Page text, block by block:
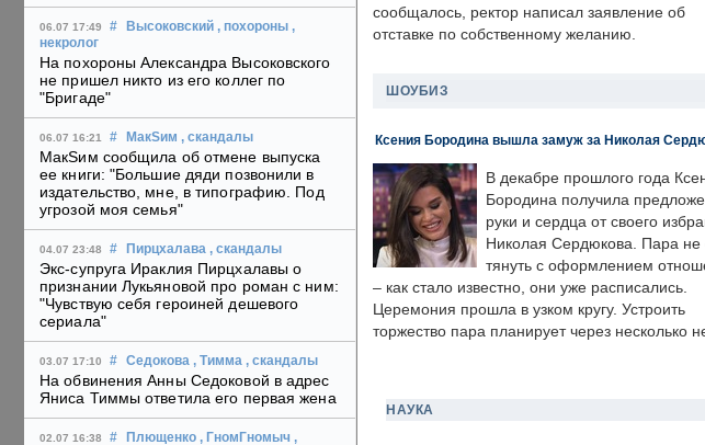
06.07 17:49 # Высоковский , похороны ,
некролог
На похороны Александра Высоковского
не пришел никто из его коллег по
"Бригаде"
06.07 16:21 # МакSим , скандалы
МакSим сообщила об отмене выпуска
ее книги: "Большие дяди позвонили в
издательство, мне, в типографию. Под
угрозой моя семья"
04.07 23:48 # Пирцхалава , скандалы
Экс-супруга Ираклия Пирцхалавы о
признании Лукьяновой про роман с ним:
"Чувствую себя героиней дешевого
сериала"
03.07 17:10 # Седокова , Тимма , скандалы
На обвинения Анны Седоковой в адрес
Яниса Тиммы ответила его первая жена
02.07 16:38 # Плющенко , ГномГномыч ,
сообщалось, ректор написал заявление об
отставке по собственному желанию.
ШОУБИЗ
Ксения Бородина вышла замуж за Николая
В декабре прошлого года
Бородина получила
руки и сердца от своего
Николая Сердюкова. Пара не
тянуть с оформлением
– как стало известно, они уже расписались.
Церемония прошла в узком кругу. Устроить
торжество пара планирует через несколько
НАУКА